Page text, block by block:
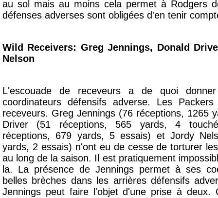
au sol mais au moins cela permet à Rodgers
défenses adverses sont obligées d'en tenir
Wild Receivers: Greg Jennings, Donald
Nelson
L'escouade de receveurs a de quoi
coordinateurs défensifs adverse. Les
receveurs. Greg Jennings (76 réceptions, 1265
Driver (51 réceptions, 565 yards, 4
réceptions, 679 yards, 5 essais) et Jordy
yards, 2 essais) n'ont eu de cesse de torturer
au long de la saison. Il est pratiquement
la. La présence de Jennings permet à ses
belles brèches dans les arrières défensifs
Jennings peut faire l'objet d'une prise à